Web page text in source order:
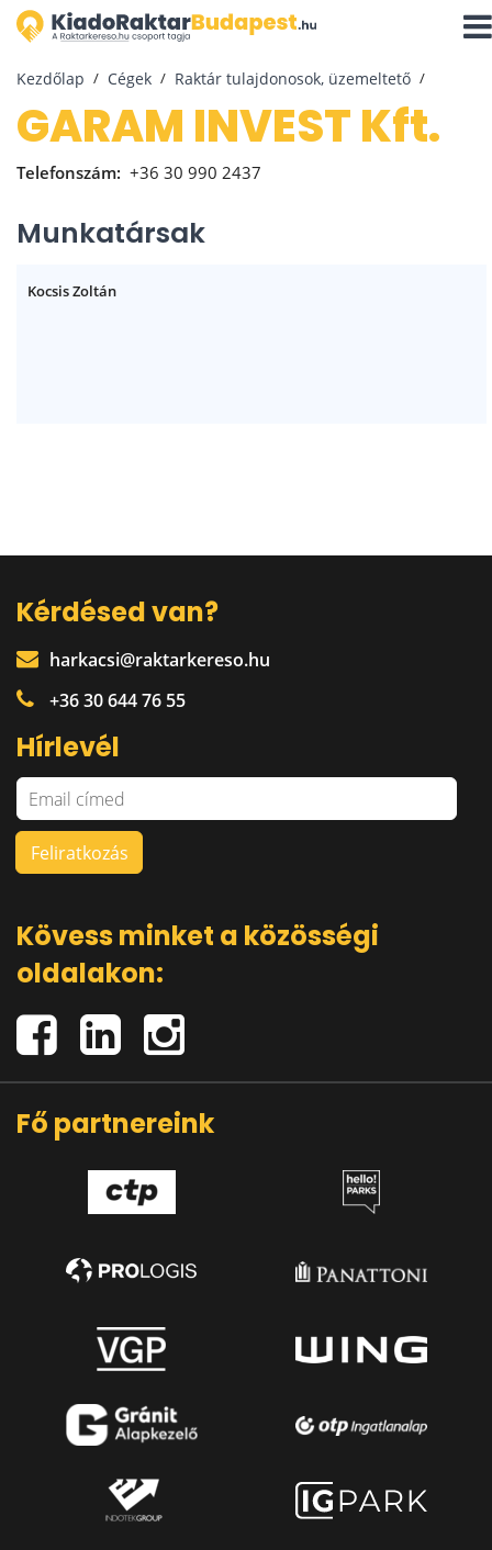
Kezdőlap Cégek Raktár tulajdonosok, üzemeltető
GARAM INVEST Kft.
Telefonszám: +36 30 990 2437
Munkatársak
Kocsis Zoltán
Kérdésed van?
harkacsi@raktarkereso.hu
+36 30 644 76 55
Hírlevél
Kövess minket a közösségi
oldalakon:
Fő partnereink